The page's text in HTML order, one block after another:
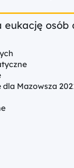
eukację osób
Mazowsza